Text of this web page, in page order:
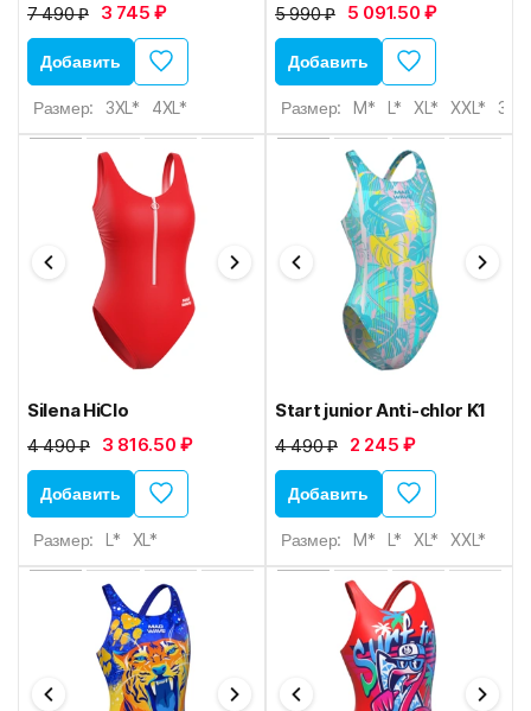
7 490 ₽ 3 745 ₽
Добавить
Размер: 3XL* 4XL*
5 990 ₽ 5 091.50 ₽
Добавить
Размер: M* L* XL* XXL* 3XL*
Silena HiСlo
4 490 ₽ 3 816.50 ₽
Добавить
Размер: L* XL*
Start junior Anti-chlor K1
4 490 ₽ 2 245 ₽
Добавить
Размер: M* L* XL* XXL*